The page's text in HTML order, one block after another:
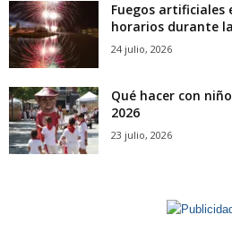
Fuegos artificiales
horarios durante
24 julio, 2026
Qué hacer con
2026
23 julio, 2026